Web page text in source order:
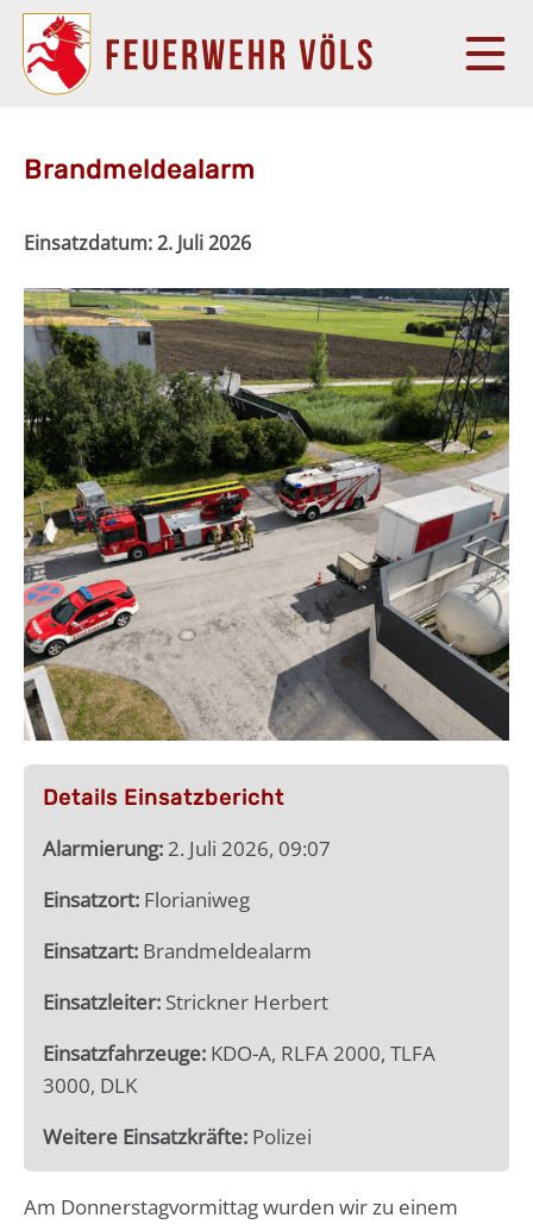
Brandmeldealarm
Einsatzdatum:2. Juli 2026
Details Einsatzbericht
Alarmierung:2. Juli 2026, 09:07
Einsatzort: Florianiweg
Einsatzart: Brandmeldealarm
Einsatzleiter: Strickner Herbert
Einsatzfahrzeuge: KDO-A, RLFA 2000, TLFA
3000, DLK
Weitere Einsatzkräfte: Polizei
Am Donnerstagvormittag wurden wir zu einem